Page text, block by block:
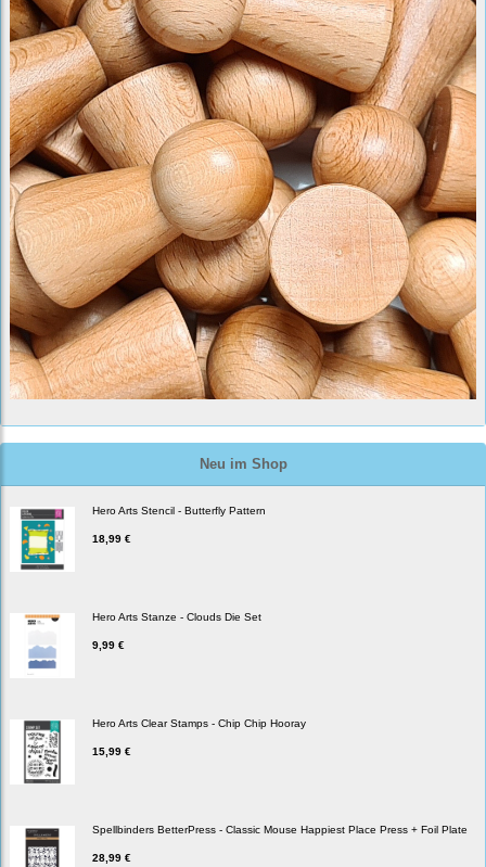
Neu im Shop
Hero Arts Stencil - Butterfly Pattern
18,99 €
Hero Arts Stanze - Clouds Die Set
9,99 €
Hero Arts Clear Stamps - Chip Chip Hooray
15,99 €
Spellbinders BetterPress - Classic Mouse Happiest Place Press + Foil Plate
28,99 €